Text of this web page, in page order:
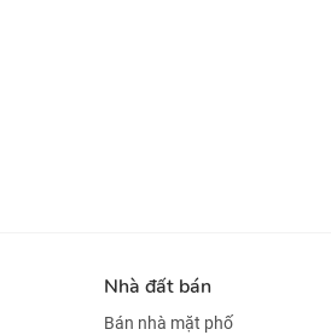
Nhà đất bán
Bán nhà mặt phố